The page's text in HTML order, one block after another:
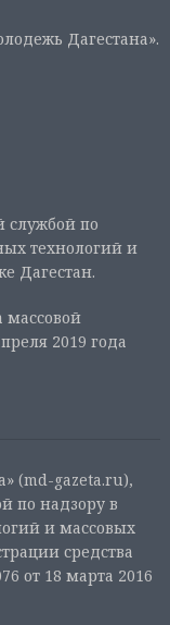
Дагестана».
службой по
технологий и
Дагестан.
массовой
2019 года
(md-gazeta.ru),
по надзору в
и массовых
средства
от 18 марта 2016